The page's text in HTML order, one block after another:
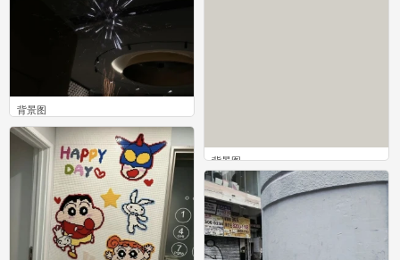
背景图
0
背景图
0